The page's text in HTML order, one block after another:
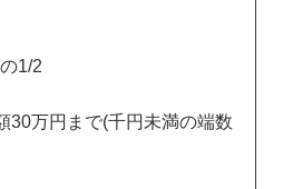
1/2
30万円まで(千円未満の端数